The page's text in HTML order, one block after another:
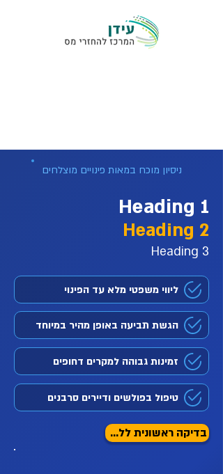
ניסיון מוכח במאות פינויים מוצלחים
Heading 1
Heading 2
Heading 3
ליווי משפטי מלא עד הפינוי
הגשת תביעה באופן מהיר במיוחד
זמינות גבוהה למקרים דחופים
טיפול בפולשים ודיירים סרבנים
בדיקה ראשונית ללא עלות